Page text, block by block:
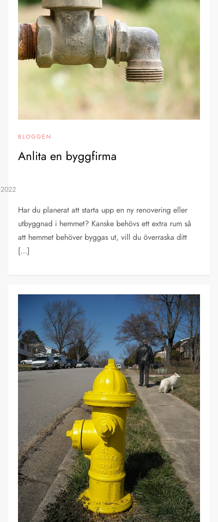
BLOGGEN
Anlita en byggfirma
Har du planerat att starta upp en ny renovering eller
utbyggnad i hemmet? Kanske behövs ett extra rum så
att hemmet behöver byggas ut, vill du överraska ditt
[…]